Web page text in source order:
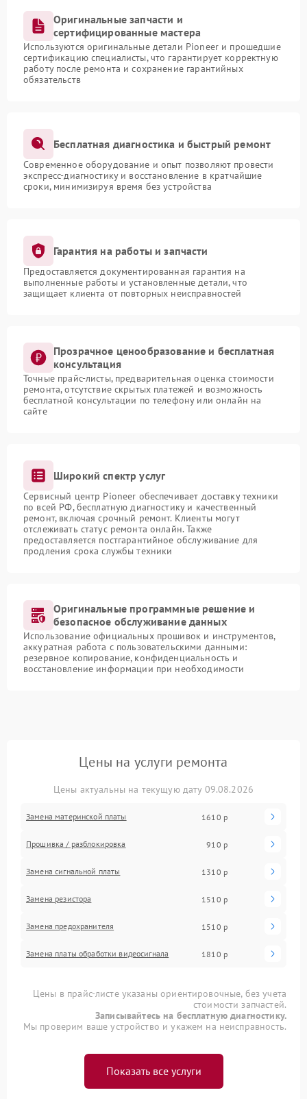
Оригинальные запчасти и
сертифицированные мастера
Используются оригинальные детали Pioneer и прошедшие
сертификацию специалисты, что гарантирует корректную
работу после ремонта и сохранение гарантийных
обязательств
Бесплатная диагностика и быстрый ремонт
Современное оборудование и опыт позволяют провести
экспресс-диагностику и восстановление в кратчайшие
сроки, минимизируя время без устройства
Гарантия на работы и запчасти
Предоставляется документированная гарантия на
выполненные работы и установленные детали, что
защищает клиента от повторных неисправностей
Прозрачное ценообразование и бесплатная
консультация
Точные прайс-листы, предварительная оценка стоимости
ремонта, отсутствие скрытых платежей и возможность
бесплатной консультации по телефону или онлайн на
сайте
Широкий спектр услуг
Сервисный центр Pioneer обеспечивает доставку техники
по всей РФ, бесплатную диагностику и качественный
ремонт, включая срочный ремонт. Клиенты могут
отслеживать статус ремонта онлайн. Также
предоставляется постгарантийное обслуживание для
продления срока службы техники
Оригинальные программные решение и
безопасное обслуживание данных
Использование официальных прошивок и инструментов,
аккуратная работа с пользовательскими данными:
резервное копирование, конфиденциальность и
восстановление информации при необходимости
Цены на услуги ремонта
Цены актуальны на текущую дату 09.08.2026
Замена материнской платы 1610 р
Прошивка / разблокировка 910 р
Замена сигнальной платы 1310 р
Замена резистора 1510 р
Замена предохранителя 1510 р
Замена платы обработки видеосигнала 1810 р
Цены в прайс-листе указаны ориентировочные, без учета
стоимости запчастей.
Записывайтесь на бесплатную диагностику.
Мы проверим ваше устройство и укажем на неисправность.
Показать все услуги